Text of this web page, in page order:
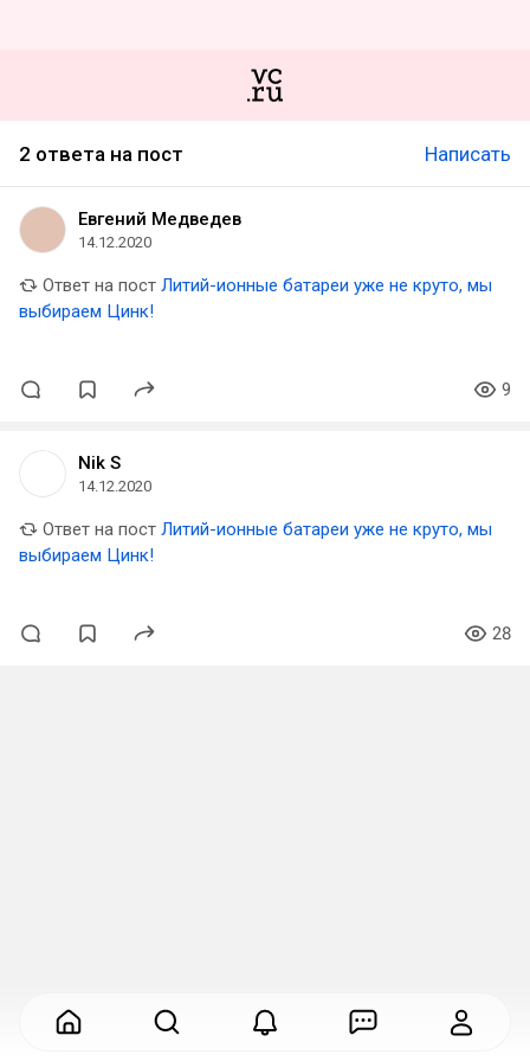
2 ответа на пост Написать
Евгений Медведев
14.12.2020
Ответ на пост Литий-ионные батареи уже не круто, мы
выбираем Цинк!
9
Nik S
14.12.2020
Ответ на пост Литий-ионные батареи уже не круто, мы
выбираем Цинк!
28